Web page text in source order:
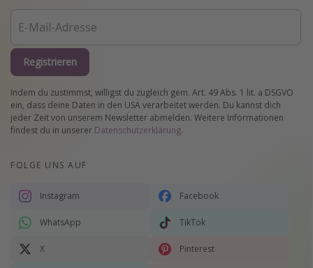
Registrieren
Indem du zustimmst, willigst du zugleich gem. Art. 49 Abs. 1 lit. a DSGVO
ein, dass deine Daten in den USA verarbeitet werden. Du kannst dich
jeder Zeit von unserem Newsletter abmelden. Weitere Informationen
findest du in unserer Datenschutzerklärung.
FOLGE UNS AUF
Instagram Facebook
WhatsApp TikTok
X Pinterest